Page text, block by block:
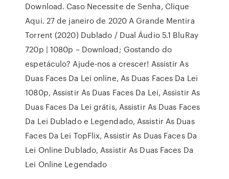
Download. Caso Necessite de Senha, Clique
Aqui. 27 de janeiro de 2020 A Grande Mentira
Torrent (2020) Dublado / Dual Áudio 5.1 BluRay
720p | 1080p – Download; Gostando do
espetáculo? Ajude-nos a crescer! Assistir As
Duas Faces Da Lei online, As Duas Faces Da Lei
1080p, Assistir As Duas Faces Da Lei, Assistir As
Duas Faces Da Lei grátis, Assistir As Duas Faces
Da Lei Dublado e Legendado, Assistir As Duas
Faces Da Lei TopFlix, Assistir As Duas Faces Da
Lei Online Dublado, Assistir As Duas Faces Da
Lei Online Legendado